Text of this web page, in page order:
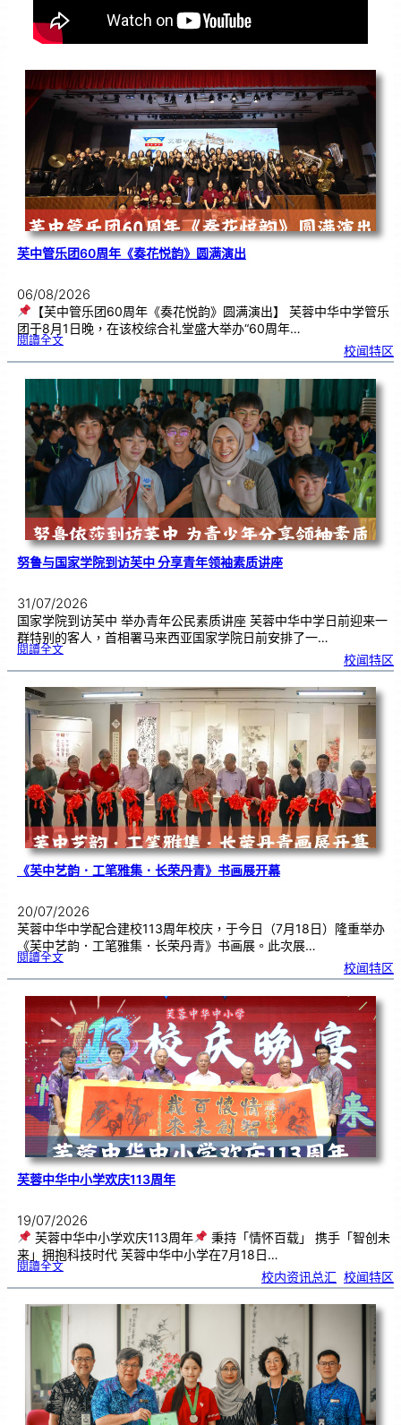
芙中管乐团60周年《奏花悦韵》圆满演出
06/08/2026
【芙中管乐团60周年《奏花悦韵》圆满演出】 芙蓉中华中学管乐
团于8月1日晚，在该校综合礼堂盛大举办“60周年…
閱讀全文:芙
管
乐
6
0
《
奏
花
悦
韵
》
圆
满
演
出
校闻特区
努鲁与国家学院到访芙中 分享青年领袖素质讲座
31/07/2026
国家学院到访芙中 举办青年公民素质讲座 芙蓉中华中学日前迎来一
群特别的客人，首相署马来西亚国家学院日前安排了一…
閱讀全文:努
国
学
院
到
访
中
分
享
青
年
领
袖
素
质
讲
座
校闻特区
《芙中艺韵．工笔雅集．长荣丹青》书画展开幕
20/07/2026
芙蓉中华中学配合建校113周年校庆，于今日（7月18日）隆重举办
《芙中艺韵．工笔雅集．长荣丹青》书画展。此次展…
閱讀全文:《
中
艺
．
工
笔
雅
集
．
长
荣
丹
青
》
书
画
展
开
幕
校闻特区
芙蓉中华中小学欢庆113周年
19/07/2026
芙蓉中华中小学欢庆113周年
秉持「情怀百载」 携手「智创未
来」拥抱科技时代 芙蓉中华中小学在7月18日…
閱讀全文:芙
华
小
学
欢庆
周
年
校内资讯总汇 校闻特区